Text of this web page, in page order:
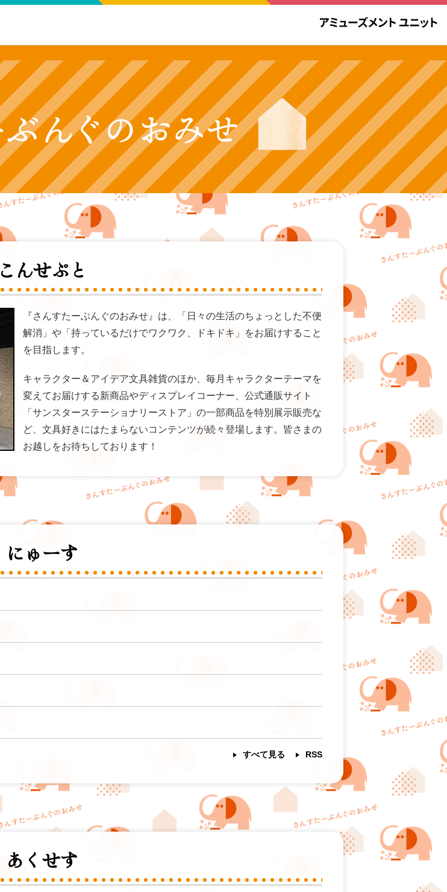
こんせぷと
『さんすたーぶんぐのおみせ』は、「日々の生活のちょっとした不便
解消」や「持っているだけでワクワク、ドキドキ」をお届けすること
を目指します。
キャラクター＆アイデア文具雑貨のほか、毎月キャラクターテーマを
変えてお届けする新商品やディスプレイコーナー、公式通販サイト
「サンスターステーショナリーストア」の一部商品を特別展示販売な
ど、文具好きにはたまらないコンテンツが続々登場します。皆さまの
お越しをお待ちしております！
にゅーす
すべて見る RSS
あくせす